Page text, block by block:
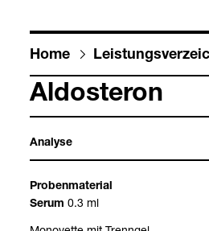
Home
Aldos­te­ron
Ana­lyse
Pro­ben­ma­te­rial
Serum 0.3 ml